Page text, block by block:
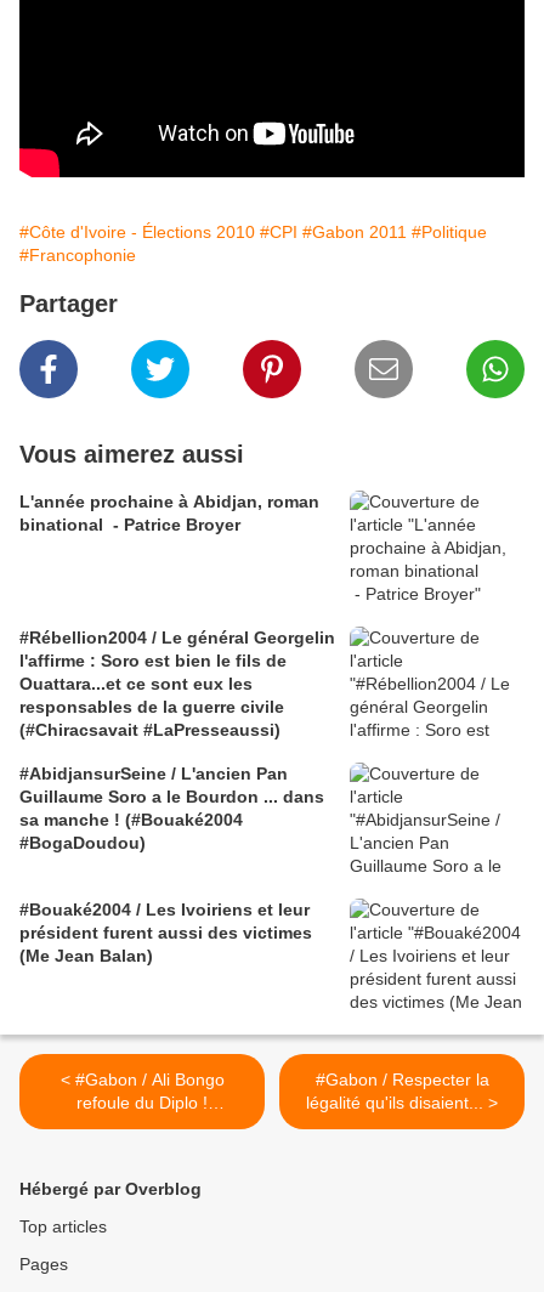
#Côte d'Ivoire - Élections 2010 #CPI #Gabon 2011 #Politique
#Francophonie
Partager
Vous aimerez aussi
L'année prochaine à Abidjan, roman
binational - Patrice Broyer
#Rébellion2004 / Le général Georgelin
l'affirme : Soro est bien le fils de
Ouattara...et ce sont eux les
responsables de la guerre civile
(#Chiracsavait #LaPresseaussi)
#AbidjansurSeine / L'ancien Pan
Guillaume Soro a le Bourdon ... dans
sa manche ! (#Bouaké2004
#BogaDoudou)
#Bouaké2004 / Les Ivoiriens et leur
président furent aussi des victimes
(Me Jean Balan)
< #Gabon / Ali Bongo
refoule du Diplo !
(#RSFMonAmour)
#Gabon / Respecter la
légalité qu'ils disaient... >
Hébergé par Overblog
Top articles
Pages